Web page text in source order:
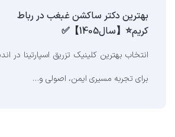
بهترین دکتر ساکشن غبغب در رباط
کریم⭐【سال1405】✅
انتخاب بهترین کلینیک تزریق اسپارتینا در
برای تجربه مسیری ایمن، اصولی و…